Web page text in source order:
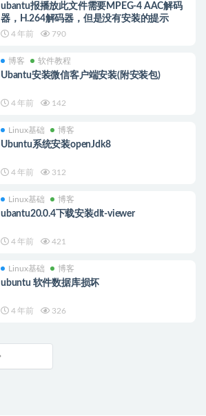
ubantu报播放此文件需要MPEG-4 AAC解码
器，H.264解码器，但是没有安装的提示
4 年前 790
博客 软件教程
Ubantu安装微信客户端安装(附安装包)
4 年前 142
Linux基础 博客
Ubuntu系统安装openJdk8
4 年前 312
Linux基础 博客
ubantu20.0.4下载安装dlt-viewer
4 年前 421
Linux基础 博客
ubuntu 软件数据库损坏
4 年前 326